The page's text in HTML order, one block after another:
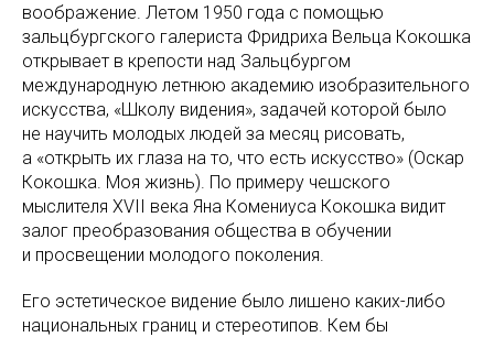
воображение. Летом 1950 года с помощью
зальцбургского галериста Фридриха Вельца Кокошка
открывает в крепости над Зальцбургом
международную летнюю академию изобразительного
искусства, «Школу видения», задачей которой было
не научить молодых людей за месяц рисовать,
а «открыть их глаза на то, что есть искусство» (Оскар
Кокошка. Моя жизнь). По примеру чешского
мыслителя XVII века Яна Комениуса Кокошка видит
залог преобразования общества в обучении
и просвещении молодого поколения.
Его эстетическое видение было лишено каких-либо
национальных границ и стереотипов. Кем бы